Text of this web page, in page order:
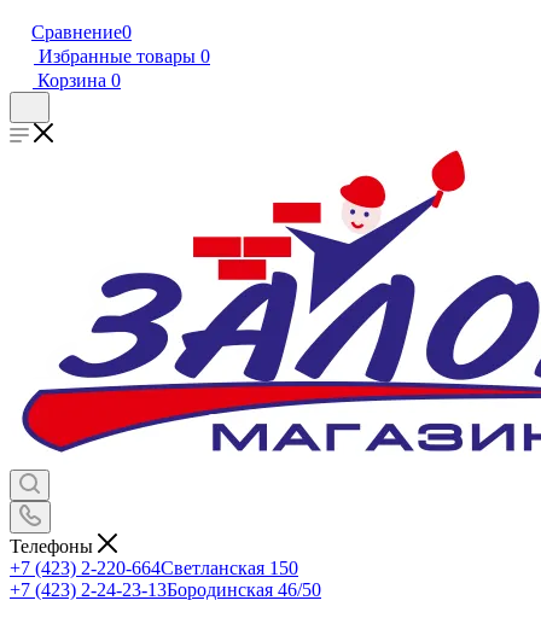
Сравнение0
Избранные товары 0
Корзина 0
Телефоны
+7 (423) 2-220-664Светланская 150
+7 (423) 2-24-23-13Бородинская 46/50